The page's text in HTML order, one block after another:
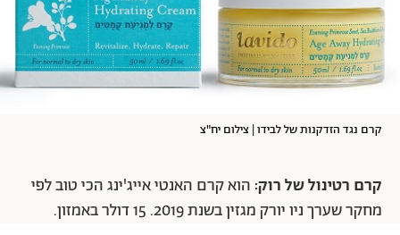
קרם נגד הזדקנות של לבידו | צילום יח"צ
קרם רטינול של רוק: הוא קרם האנטי אייג'ינג הכי טוב לפי
מחקר שערך ניו יורק מגזין בשנת 2019. 15 דולר באמזון.